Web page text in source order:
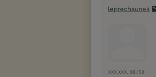
leprechaunek
XXX.XXX.198.158